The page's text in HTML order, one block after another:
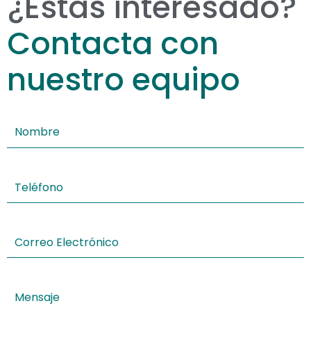
Contacta con
nuestro equipo